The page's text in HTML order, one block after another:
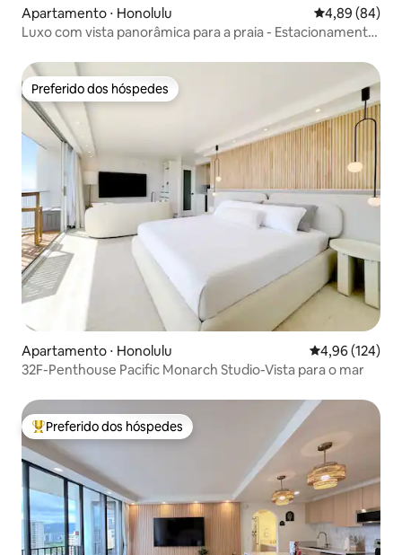
Apartamento ⋅ Honolulu 4,89 de uma
4,89 (84)
Luxo com vista panorâmica para a praia - Estacionamento
Preferido dos hóspedes
Preferido dos hóspedes
Apartamento ⋅ Honolulu 4,96 de uma
4,96 (124)
32F-Penthouse Pacific Monarch Studio-Vista para o mar
Entre os melhores preferidos dos hóspedes
Preferido dos hóspedes